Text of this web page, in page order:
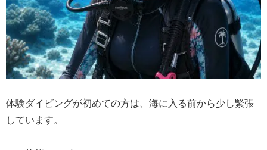
体験ダイビングが初めての方は、海に入る前から少し緊張
しています。